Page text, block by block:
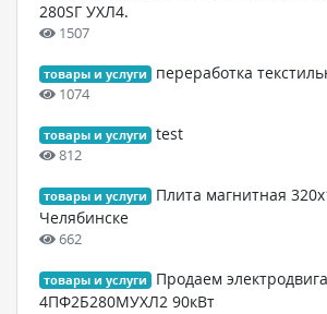
280SГ УХЛ4.
1507
товары и услуги переработка
1074
товары и услуги test
812
товары и услуги
Плита магнитная
Челябинске
662
товары и услуги
Продаем
4ПФ2Б280МУХЛ2 90кВт